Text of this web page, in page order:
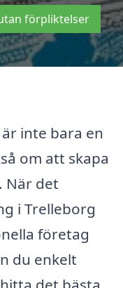
förpliktelser
inte bara en
om att skapa
När det
i Trelleborg
företag
du enkelt